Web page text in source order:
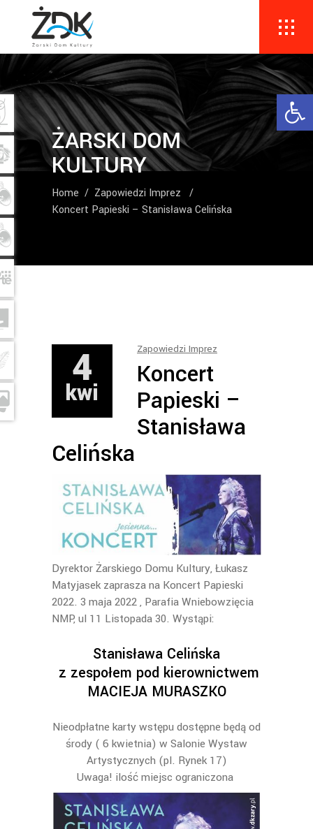
ŻARSKI DOM
KULTURY
Home / Zapowiedzi Imprez
/
Koncert Papieski – Stanisława Celińska
4
kwi
Zapowiedzi Imprez
Koncert
Papieski –
Stanisława
Celińska
Dyrektor Żarskiego Domu Kultury, Łukasz
Matyjasek zaprasza na Koncert Papieski
2022. 3 maja 2022 , Parafia Wniebowzięcia
NMP, ul 11 Listopada 30. Wystąpi:
Stanisława Celińska
z zespołem pod kierownictwem
MACIEJA MURASZKO
Nieodpłatne karty wstępu dostępne będą od
środy ( 6 kwietnia) w Salonie Wystaw
Artystycznych (pl. Rynek 17)
Uwaga! ilość miejsc ograniczona